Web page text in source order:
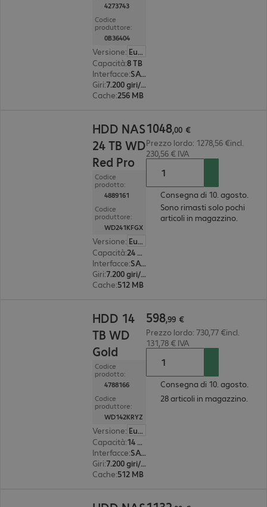
4273743
Codice
produttore:
0B36404
Versione:
Europa
Capacità:8 TB
Interfacce:
SATA 3.0 (6 Gbit/s) 8,9 cm (3,5")
Giri:
7.200 giri/min.
Cache:256 MB
HDD NAS
24 TB WD
Red Pro
Codice
prodotto:
4889161
Codice
produttore:
WD241KFGX
Versione:
Europa
Capacità:
24 TB
Interfacce:
SATA 3.0 (6 Gbit/s) 8,9 cm (3,5")
Giri:
7.200 giri/min.
Cache:512 MB
1048,00 €
Prezzo lordo: 1278,56 €incl.
230,56 € IVA
Consegna di 10. agosto.
Sono rimasti solo pochi
articoli in magazzino.
HDD 14
TB WD
Gold
Codice
prodotto:
4788166
Codice
produttore:
WD142KRYZ
Versione:
Europa
Capacità:
14 TB
Interfacce:
SATA 3.0 (6 Gbit/s) 8,9 cm (3,5")
Giri:
7.200 giri/min.
Cache:512 MB
598,99 €
Prezzo lordo: 730,77 €incl.
131,78 € IVA
Consegna di 10. agosto.
28 articoli in magazzino.